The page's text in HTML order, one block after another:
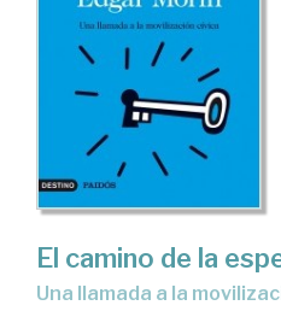
El camino de la
una llamada a la